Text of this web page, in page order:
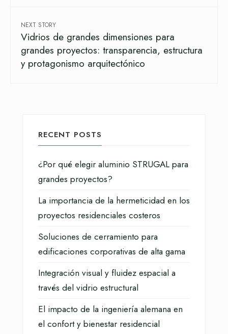
NEXT STORY
Vidrios de grandes dimensiones para
grandes proyectos: transparencia, estructura
y protagonismo arquitectónico
RECENT POSTS
¿Por qué elegir aluminio STRUGAL para
grandes proyectos?
La importancia de la hermeticidad en los
proyectos residenciales costeros
Soluciones de cerramiento para
edificaciones corporativas de alta gama
Integración visual y fluidez espacial a
través del vidrio estructural
El impacto de la ingeniería alemana en
el confort y bienestar residencial